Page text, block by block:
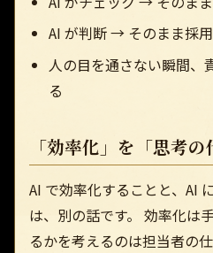
AI が判断 → そのまま採用
人の目を通さない瞬間、
る
「効率化」を「思考
AI で効率化することと、AI
は、別の話です。 効率化は
るかを考えるのは担当者の